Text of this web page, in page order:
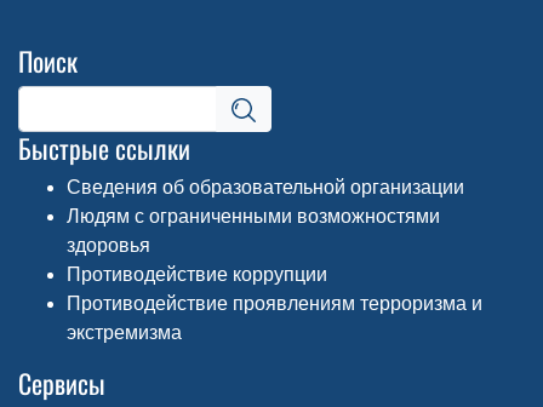
Поиск
Быстрые ссылки
Сведения об образовательной организации
Людям с ограниченными возможностями
здоровья
Противодействие коррупции
Противодействие проявлениям терроризма и
экстремизма
Сервисы